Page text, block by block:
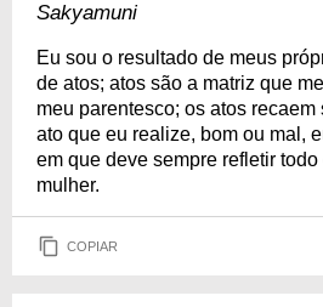
Sakyamuni
Eu sou o resultado de meus
de atos; atos são a matriz que
meu parentesco; os atos
ato que eu realize, bom ou mal,
em que deve sempre refletir
mulher.
COPIAR